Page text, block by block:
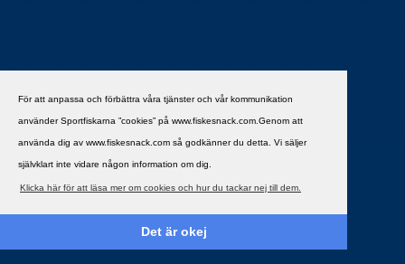
För att anpassa och förbättra våra tjänster och vår kommunikation
använder Sportfiskarna ”cookies” på www.fiskesnack.com.Genom att
använda dig av www.fiskesnack.com så godkänner du detta. Vi säljer
självklart inte vidare någon information om dig.
Klicka här för att läsa mer om cookies och hur du tackar nej till dem.
Det är okej